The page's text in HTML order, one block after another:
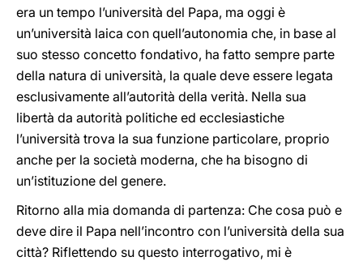
era un tempo l’università del Papa, ma oggi è
un’università laica con quell’autonomia che, in base al
suo stesso concetto fondativo, ha fatto sempre parte
della natura di università, la quale deve essere legata
esclusivamente all’autorità della verità. Nella sua
libertà da autorità politiche ed ecclesiastiche
l’università trova la sua funzione particolare, proprio
anche per la società moderna, che ha bisogno di
un’istituzione del genere.
Ritorno alla mia domanda di partenza: Che cosa può e
deve dire il Papa nell’incontro con l’università della sua
città? Riflettendo su questo interrogativo, mi è